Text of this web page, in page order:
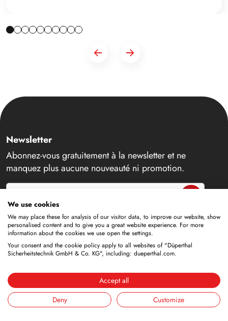
Newsletter
Abonnez-vous gratuitement à la newsletter et ne
manquez plus aucune nouveauté ni promotion.
Contact
info@dueperthal.com
We use cookies
We may place these for analysis of our visitor data, to improve our website, show
personalised content and to give you a great website experience. For more
information about the cookies we use open the settings.
Your consent and the cookie policy apply to all websites of "Düperthal
Sicherheitstechnik GmbH & Co. KG", including: dueperthal.com.
Accept all
Deny
Customize